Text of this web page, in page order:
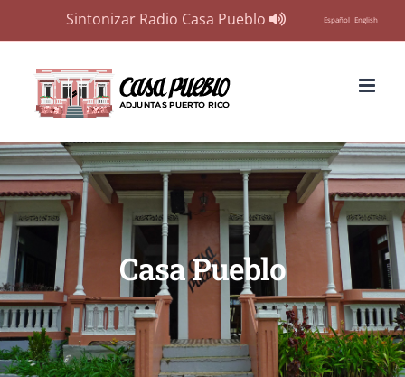
Sintonizar Radio Casa Pueblo Español English
content
Casa Pueblo